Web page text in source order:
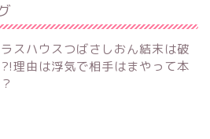
スハウスつばさしおん結末は破
理由は浮気で相手はまやって本
？